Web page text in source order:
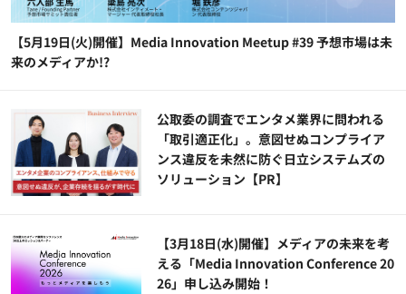
【5月19日(火)開催】Media Innovation Meetup #39 予想市場は未
来のメディアか!?
公​​取委の調査でエンタメ業界に問われる
「取引適正化」。意図せぬコンプライア
ンス違反を未然に防ぐ日立システムズの
ソリューション​【PR】
【3月18日(水)開催】メディアの未来を考
える「Media Innovation Conference 20
26」申し込み開始！